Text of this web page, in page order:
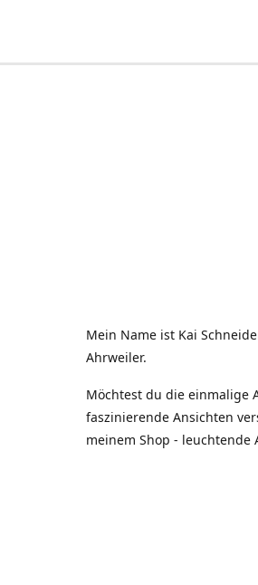
Mein Name ist Kai
Ahrweiler.
Möchtest du die einmalige
faszinierende Ansichten
meinem Shop - leuchtende